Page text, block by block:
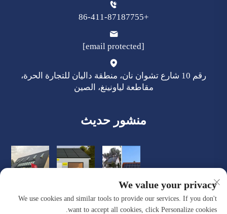
+86-411-87187755
[email protected]
رقم 10 شارع تشوان نان، منطقة داليان للتجارة الحرة،
مقاطعة لياونينغ، الصين
منشور حديث
We value your privacy
We use cookies and similar tools to provide our services. If you don't
want to accept all cookies, click Personalize cookies.